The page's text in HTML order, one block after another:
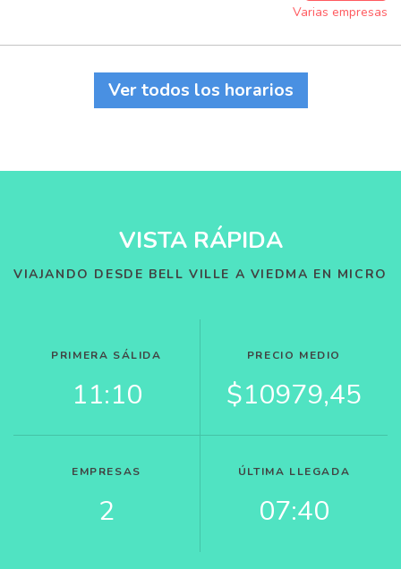
Varias empresas
Ver todos los horarios
VISTA RÁPIDA
VIAJANDO DESDE BELL VILLE A VIEDMA EN MICRO
PRIMERA SÁLIDA
11:10
PRECIO MEDIO
$10979,45
EMPRESAS
2
ÚLTIMA LLEGADA
07:40